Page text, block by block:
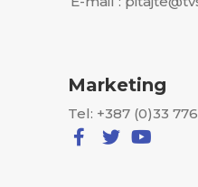
Marketing
Tel: +387 (0)33